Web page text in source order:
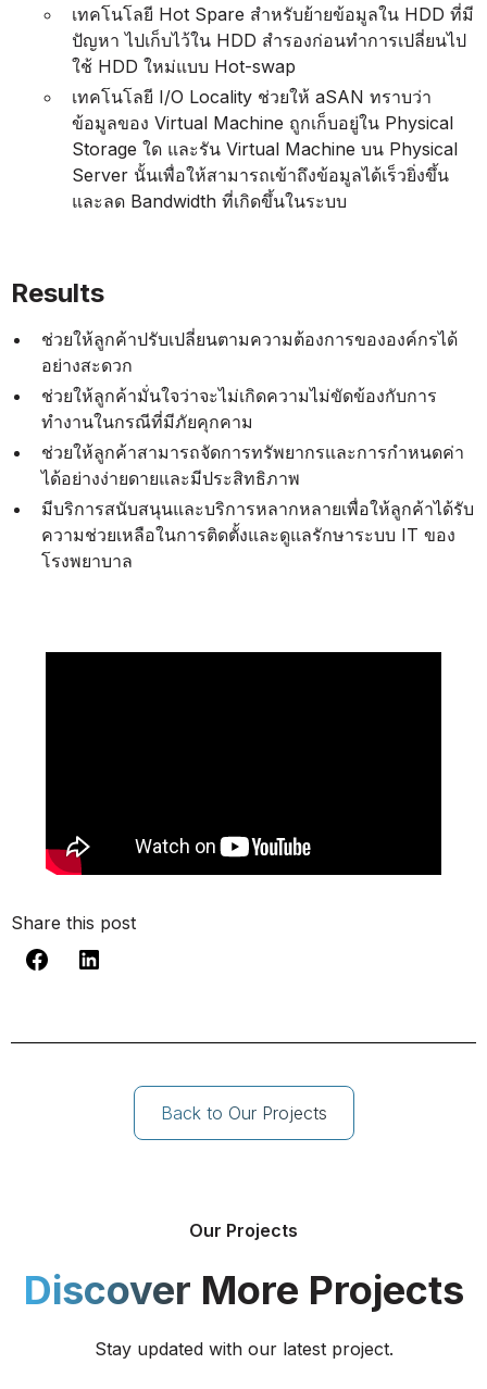
เทคโนโลยี Hot Spare สำหรับย้ายข้อมูลใน HDD ที่มี
ปัญหา ไปเก็บไว้ใน HDD สำรองก่อนทำการเปลี่ยนไป
ใช้ HDD ใหม่แบบ Hot-swap
เทคโนโลยี I/O Locality ช่วยให้ aSAN ทราบว่า
ข้อมูลของ Virtual Machine ถูกเก็บอยู่ใน Physical
Storage ใด และรัน Virtual Machine บน Physical
Server นั้นเพื่อให้สามารถเข้าถึงข้อมูลได้เร็วยิ่งขึ้น
และลด Bandwidth ที่เกิดขึ้นในระบบ
Results
ช่วยให้ลูกค้าปรับเปลี่ยนตามความต้องการขององค์กรได้
อย่างสะดวก
ช่วยให้ลูกค้ามั่นใจว่าจะไม่เกิดความไม่ขัดข้องกับการ
ทำงานในกรณีที่มีภัยคุกคาม
ช่วยให้ลูกค้าสามารถจัดการทรัพยากรและการกำหนดค่า
ได้อย่างง่ายดายและมีประสิทธิภาพ
มีบริการสนับสนุนและบริการหลากหลายเพื่อให้ลูกค้าได้รับ
ความช่วยเหลือในการติดตั้งและดูแลรักษาระบบ IT ของ
โรงพยาบาล
Share this post
Back to Our Projects
Our Projects
Discover More Projects
Stay updated with our latest project.